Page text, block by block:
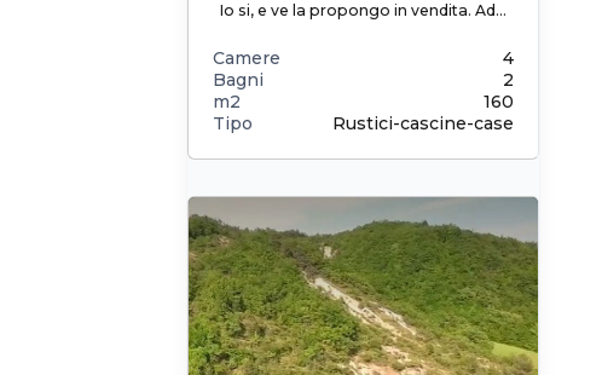
Io si, e ve la propongo in vendita. Ad…
Camere
4
Bagni
2
m2
160
Tipo
Rustici-cascine-case